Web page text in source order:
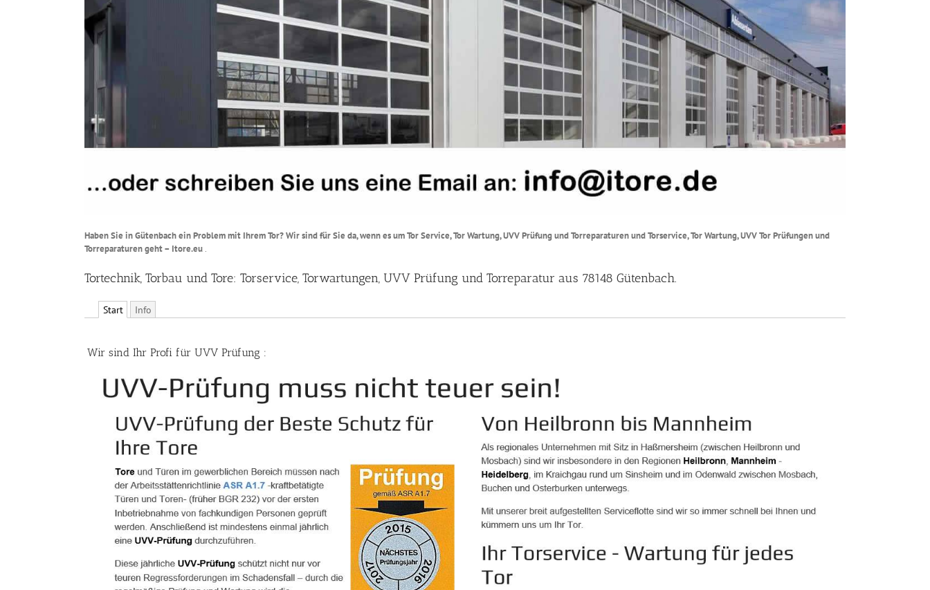
Haben Sie in Gütenbach ein Problem mit Ihrem Tor? Wir sind für Sie da, wenn es um Tor Service, Tor Wartung, UVV Prüfung und Torreparaturen und Torservice, Tor Wartung, UVV Tor Prüfungen und
Torreparaturen geht – Itore.eu.
Tortechnik, Torbau und Tore: Torservice, Torwartungen, UVV Prüfung und Torreparatur aus 78148 Gütenbach.
Start Info
Wir sind Ihr Profi für UVV Prüfung :